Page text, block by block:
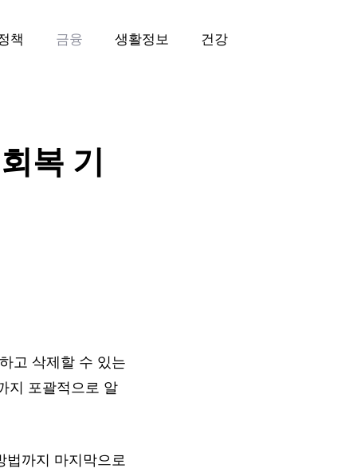
책 금융 생활정보 건강
복 기
고 삭제할 수 있는
지 포괄적으로 알
법까지 마지막으로